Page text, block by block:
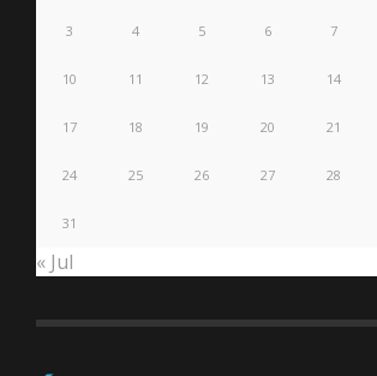
3 4 5 6 7
10 11 12 13 14
17 18 19 20 21
24 25 26 27 28
31
« Jul